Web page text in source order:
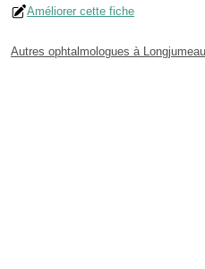
Améliorer cette fiche
Autres ophtalmologues à Longjumeau